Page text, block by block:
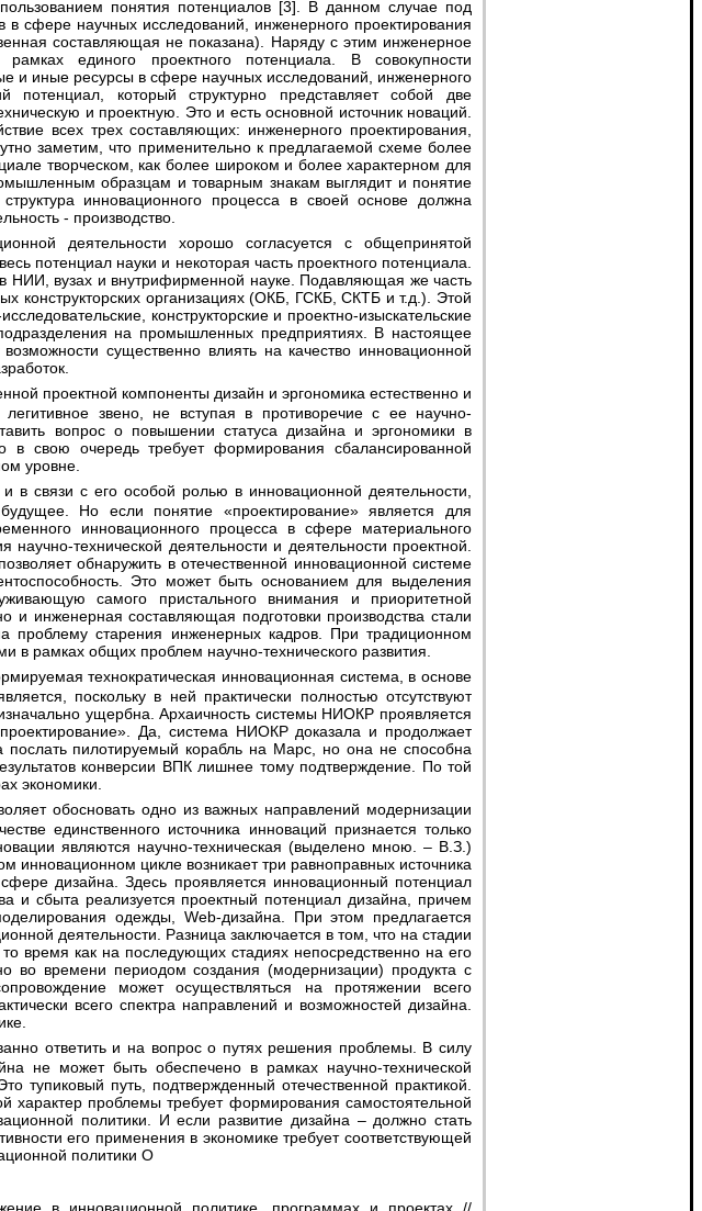
понятия потенциалов [3]. В данном случае под
сфере научных исследований, инженерного проектирования
составляющая не показана). Наряду с этим инженерное
единого проектного потенциала. В совокупности
и иные ресурсы в сфере научных исследований, инженерного
потенциал, который структурно представляет собой две
и проектную. Это и есть основной источник новаций.
всех трех составляющих: инженерного проектирования,
заметим, что применительно к предлагаемой схеме более
творческом, как более широком и более характерном для
образцам и товарным знакам выглядит и понятие
инновационного процесса в своей основе должна
- производство.
потенциал науки и некоторая часть проектного потенциала.
НИИ, вузах и внутрифирменной науке. Подавляющая же часть
конструкторских организациях (ОКБ, ГСКБ, СКТБ и т.д.). Этой
конструкторские и проектно-изыскательские
на промышленных предприятиях. В настоящее
существенно влиять на качество инновационной
звено, не вступая в противоречие с ее научно-
вопрос о повышении статуса дизайна и эргономики в
в свою очередь требует формирования сбалансированной
уровне.
Но если понятие «проектирование» является для
инновационного процесса в сфере материального
технической деятельности и деятельности проектной.
обнаружить в отечественной инновационной системе
Это может быть основанием для выделения
самого пристального внимания и приоритетной
инженерная составляющая подготовки производства стали
проблему старения инженерных кадров. При традиционном
в рамках общих проблем научно-технического развития.
поскольку в ней практически полностью отсутствуют
ущербна. Архаичность системы НИОКР проявляется
Да, система НИОКР доказала и продолжает
пилотируемый корабль на Марс, но она не способна
конверсии ВПК лишнее тому подтверждение. По той
экономики.
единственного источника инноваций признается только
являются научно-техническая (выделено мною. – В.З.)
инновационном цикле возникает три равноправных источника
дизайна. Здесь проявляется инновационный потенциал
и сбыта реализуется проектный потенциал дизайна, причем
одежды, Web-дизайна. При этом предлагается
деятельности. Разница заключается в том, что на стадии
время как на последующих стадиях непосредственно на его
во времени периодом создания (модернизации) продукта с
может осуществляться на протяжении всего
всего спектра направлений и возможностей дизайна.
не может быть обеспечено в рамках научно-технической
тупиковый путь, подтвержденный отечественной практикой.
проблемы требует формирования самостоятельной
политики. И если развитие дизайна – должно стать
его применения в экономике требует соответствующей
политики O